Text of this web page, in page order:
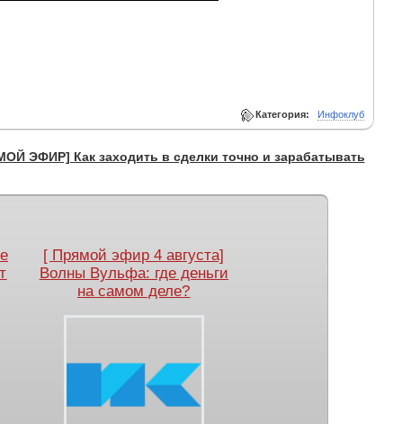
Категория: Инфоклуб
ЭФИР] Как заходить в сделки точно и зарабатывать
[ Прямой эфир 4 августа]
Волны Вульфа: где деньги
на самом деле?